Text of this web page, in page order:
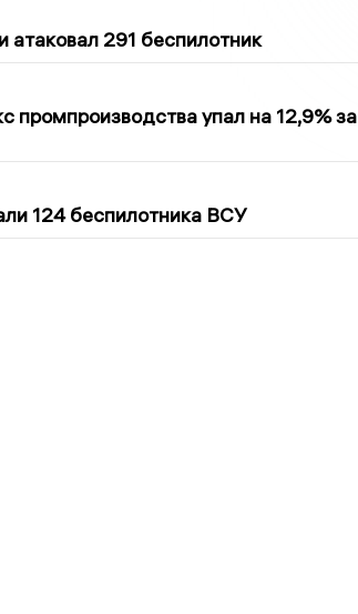
атаковал 291 беспилотник
промпроизводства упал на 12,9% за
124 беспилотника ВСУ